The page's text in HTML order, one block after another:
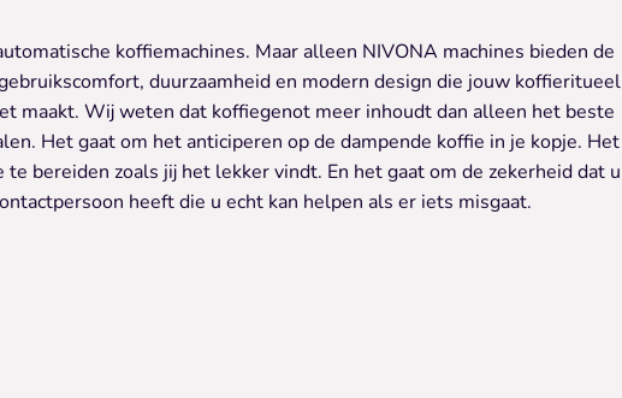
koffiemachines. Maar alleen NIVONA machines bieden de
duurzaamheid en modern design die jouw koffieritueel
maakt. Wij weten dat koffiegenot meer inhoudt dan alleen het beste
Het gaat om het anticiperen op de dampende koffie in je kopje. Het
te bereiden zoals jij het lekker vindt. En het gaat om de zekerheid dat u
heeft die u echt kan helpen als er iets misgaat.